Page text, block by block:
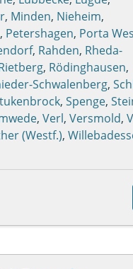
, Minden, Nieheim,
, Petershagen, Porta
, Rahden, Rheda-
, Rödinghausen,
Schwalenberg,
, Spenge,
, Verl, Versmold,
(Westf.),